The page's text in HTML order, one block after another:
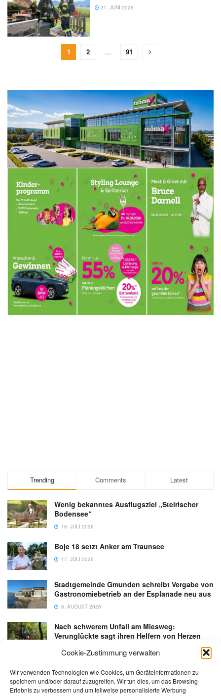
Cookie-Zustimmung verwalten
Wir verwenden Technologien wie Cookies, um Geräteinformationen zu
speichern und/oder darauf zuzugreifen. Wir tun dies, um das Browsing-
Erlebnis zu verbessern und um teilweise personalisierte Werbung
21. JUNI 2026
1 2 … 91
Trending Comments Latest
Wenig bekanntes Ausflugsziel „Steirischer
Bodensee“
16. JULI 2026
Boje 18 setzt Anker am Traunsee
17. JULI 2026
Stadtgemeinde Gmunden schreibt Vergabe von
Gastronomiebetrieb an der Esplanade neu aus
6. AUGUST 2026
Nach schwerem Unfall am Miesweg:
Verunglückte sagt ihren Helfern von Herzen